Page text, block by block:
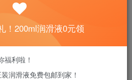
户注册并加好友，免费领
润滑液哦～
」名器——机器量产遍地都是，
！200ml润滑液0元领
福利啦！
润滑液免费包邮到家！